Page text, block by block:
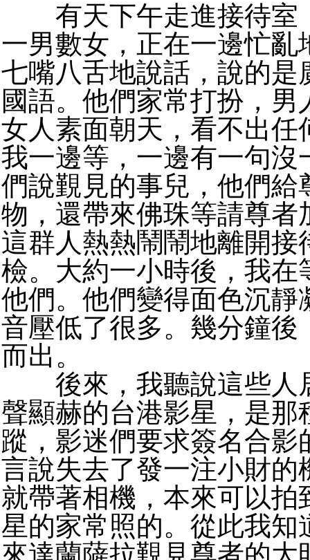
有天下午走進接待室
一男數女，正在一邊忙亂
七嘴八舌地說話，說的是
國語。他們家常打扮，男
女人素面朝天，看不出任
我一邊等，一邊有一句沒
們說覲見的事兒，他們給
物，還帶來佛珠等請尊者
這群人熱熱鬧鬧地離開接
檢。大約一小時後，我在
他們。他們變得面色沉靜
音壓低了很多。幾分鐘後
而出。
後來，我聽說這些人
聲顯赫的台港影星，是那
蹤，影迷們要求簽名合影
言說失去了發一注小財
就帶著相機，本來可以拍
星的家常照的。從此我知